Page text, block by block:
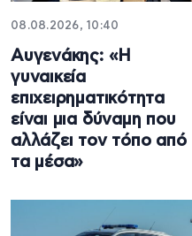
08.08.2026, 10:40
Αυγενάκης: «Η
γυναικεία
επιχειρηματικότητα
είναι μια δύναμη που
αλλάζει τον τόπο από
τα μέσα»